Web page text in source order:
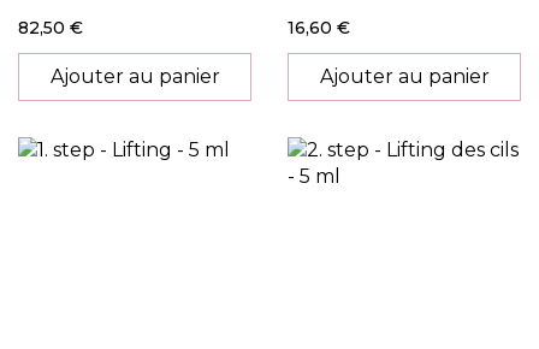
82,50 €
Ajouter au panier
16,60 €
Ajouter au panier